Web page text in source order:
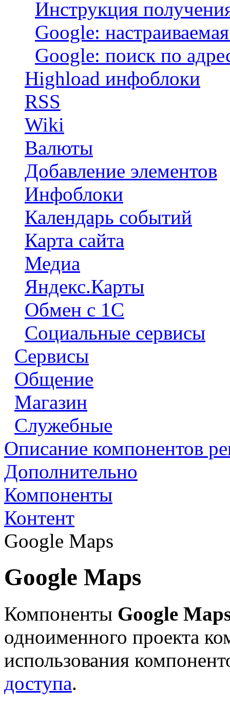
Инструкция
Google:
Google: поиск по
Highload инфоблоки
RSS
Wiki
Валюты
Добавление элементов
Инфоблоки
Календарь событий
Карта сайта
Медиа
Яндекс.Карты
Обмен с 1С
Социальные сервисы
Сервисы
Общение
Магазин
Служебные
Описание компонентов
Дополнительно
Компоненты
Контент
Google Maps
Google Maps
Компоненты Google
одноименного проекта
использования
доступа.